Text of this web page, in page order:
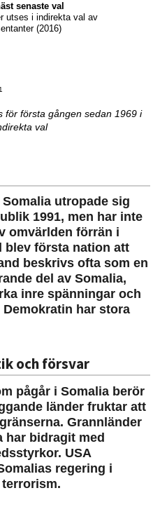
senaste val
utses i indirekta val av
(2016)
1
för första gången sedan 1969 i
val
utropade sig
1991, men har inte
omvärlden förrän i
blev första nation att
beskrivs ofta som en
del av Somalia,
inre spänningar och
har stora
och försvar
pågår i Somalia berör
länder fruktar att
Grannländer
har bidragit med
USA
regering i